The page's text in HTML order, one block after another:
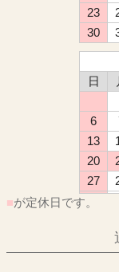
23
30
日
6
13
20
27
■が定休日です。